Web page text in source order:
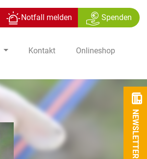
Notfall melden Spenden
Kontakt Onlineshop
NEWSLETTER